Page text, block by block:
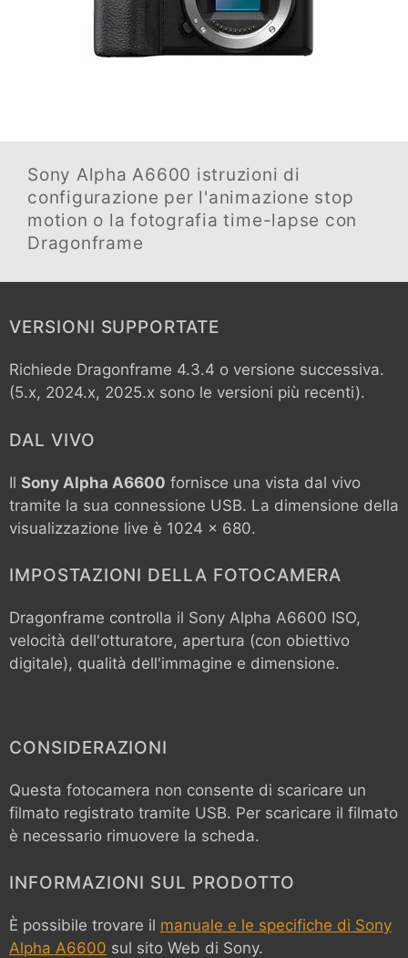
Sony Alpha A6600 istruzioni di
configurazione per l'animazione stop
motion o la fotografia time-lapse con
Dragonframe
VERSIONI SUPPORTATE
Richiede Dragonframe 4.3.4 o versione successiva.
(5.x, 2024.x, 2025.x sono le versioni più recenti).
DAL VIVO
Il Sony Alpha A6600 fornisce una vista dal vivo
tramite la sua connessione USB. La dimensione della
visualizzazione live è 1024 x 680.
IMPOSTAZIONI DELLA FOTOCAMERA
Dragonframe controlla il Sony Alpha A6600 ISO,
velocità dell'otturatore, apertura (con obiettivo
digitale), qualità dell'immagine e dimensione.
CONSIDERAZIONI
Questa fotocamera non consente di scaricare un
filmato registrato tramite USB. Per scaricare il filmato
è necessario rimuovere la scheda.
INFORMAZIONI SUL PRODOTTO
È possibile trovare il manuale e le specifiche di Sony
Alpha A6600 sul sito Web di Sony.